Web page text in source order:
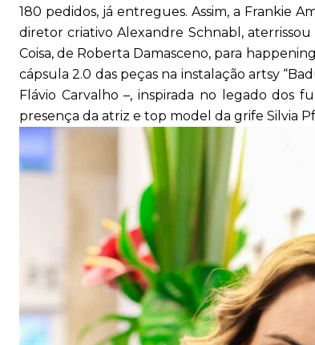
180 pedidos, já entregues. Assim, a Frankie
diretor criativo Alexandre Schnabl,
Coisa, de Roberta Damasceno, para
cápsula 2.0 das peças na instalação artsy
Flávio Carvalho –, inspirada no legado dos
presença da atriz e top model